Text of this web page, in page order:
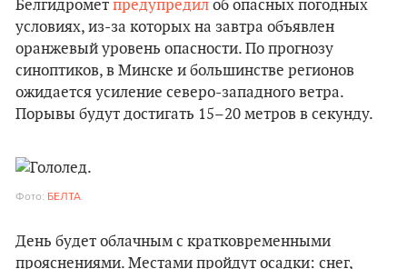
Белгидромет предупредил об опасных погодных
условиях, из-за которых на завтра объявлен
оранжевый уровень опасности. По прогнозу
синоптиков, в Минске и большинстве регионов
ожидается усиление северо-западного ветра.
Порывы будут достигать 15–20 метров в секунду.
Фото: БЕЛТА.
День будет облачным с кратковременными
прояснениями. Местами пройдут осадки: снег,